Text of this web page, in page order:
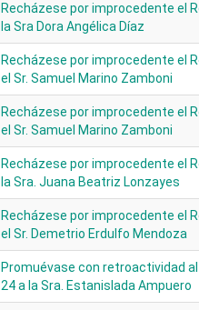
Recházese por improcedente el
la Sra Dora Angélica Díaz
Recházese por improcedente el
el Sr. Samuel Marino Zamboni
Recházese por improcedente el
el Sr. Samuel Marino Zamboni
Recházese por improcedente el
la Sra. Juana Beatriz Lonzayes
Recházese por improcedente el
el Sr. Demetrio Erdulfo Mendoza
Promuévase con retroactividad
24 a la Sra. Estanislada Ampuero